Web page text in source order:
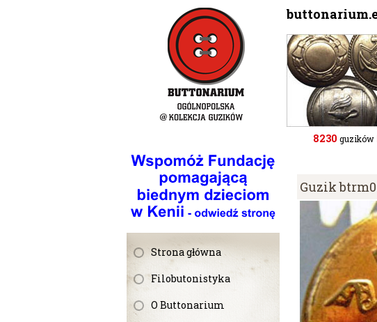
Strona główna
Filobutonistyka
O Buttonarium
8230 guzików
Guzik